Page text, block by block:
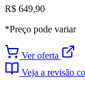
R$ 649,90
*Preço pode variar
Ver oferta
Veja a revisão